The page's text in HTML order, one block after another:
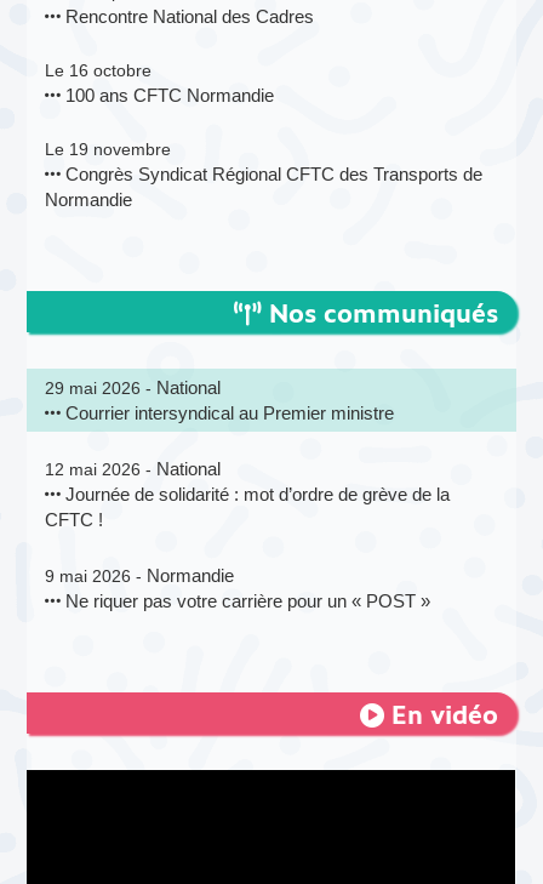
Rencontre National des Cadres
Le 16 octobre
100 ans CFTC Normandie
Le 19 novembre
Congrès Syndicat Régional CFTC des Transports de
Normandie
Nos communiqués
29 mai 2026 - National
Courrier intersyndical au Premier ministre
12 mai 2026 - National
Journée de solidarité : mot d’ordre de grève de la
CFTC !
9 mai 2026 - Normandie
Ne riquer pas votre carrière pour un « POST »
En vidéo